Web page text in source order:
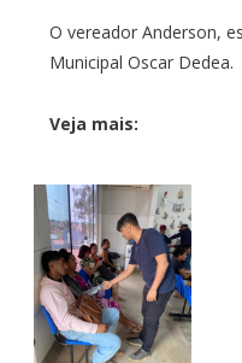
O vereador Anderson,
Municipal Oscar Dedea.
Veja mais: